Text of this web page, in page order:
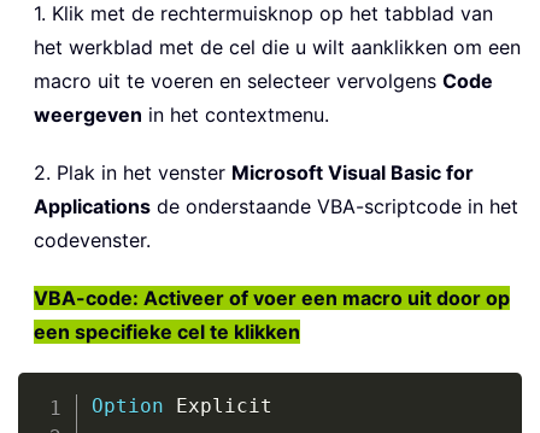
1. Klik met de rechtermuisknop op het tabblad van
het werkblad met de cel die u wilt aanklikken om een
macro uit te voeren en selecteer vervolgens Code
weergeven in het contextmenu.
2. Plak in het venster Microsoft Visual Basic for
Applications de onderstaande VBA-scriptcode in het
codevenster.
VBA-code: Activeer of voer een macro uit door op
een specifieke cel te klikken
Option Explicit